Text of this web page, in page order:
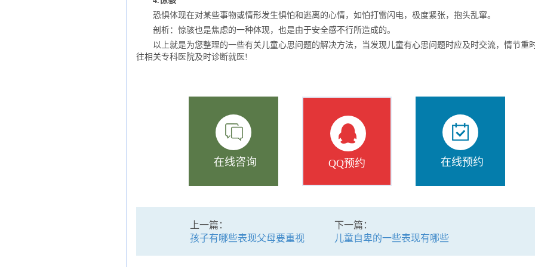
恐惧体现在对某些事物或情形发生惧怕和逃离的心情，如怕打雷闪电，极度紧张，抱头乱窜。
剖析：惊骇也是焦虑的一种体现，也是由于安全感不行所造成的。
以上就是为您整理的一些有关儿童心思问题的解决方法，当发现儿童有心思问题时应及时交流，情节重
往相关专科医院及时诊断就医!
在线咨询 QQ预约 在线预约
上一篇：
孩子有哪些表现父母要重视
下一篇：
儿童自卑的一些表现有哪些